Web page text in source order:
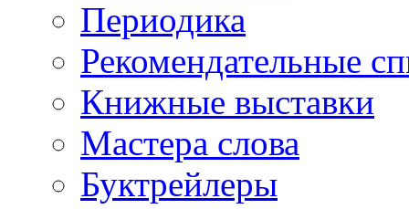
Периодика
Рекомендательные
Книжные выставки
Мастера слова
Буктрейлеры